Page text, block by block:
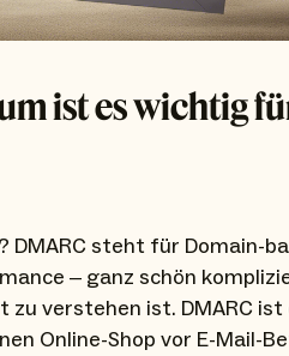
ist es wichtig
DMARC steht für Domain-
– ganz schön
verstehen ist. DMARC ist
Online-Shop vor E-Mail-